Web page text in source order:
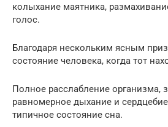
колыхание маятника,
голос.
Благодаря нескольким ясным
состояние человека, когда тот
Полное расслабление организма,
равномерное дыхание и
типичное состояние сна.